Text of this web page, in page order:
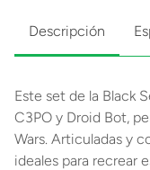
Descripción
Este set de la Black
C3PO y Droid Bot,
Wars. Articuladas y
ideales para recrear